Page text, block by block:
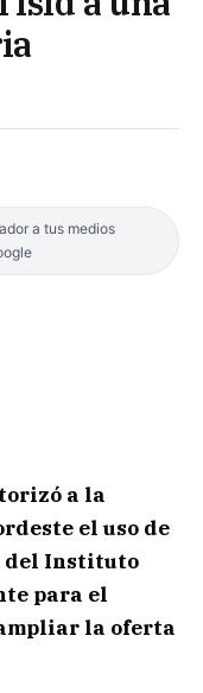
a tus medios
a la
el uso de
del Instituto
para el
la oferta